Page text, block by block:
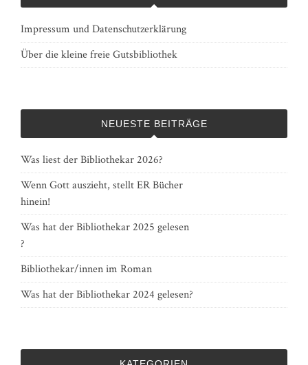
Impressum und Datenschutzerklärung
Über die kleine freie Gutsbibliothek
NEUESTE BEITRÄGE
Was liest der Bibliothekar 2026?
Wenn Gott auszieht, stellt ER Bücher
hinein!
Was hat der Bibliothekar 2025 gelesen
?
Bibliothekar/innen im Roman
Was hat der Bibliothekar 2024 gelesen?